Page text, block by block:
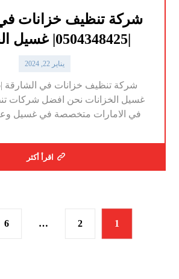
شركة تنظيف خزانات
يناير 22, 2024
غسيل الخزانات نحن افضل شركات
في الامارات متخصصة في غسيل
اقرأ أكثر
1
2
…
6